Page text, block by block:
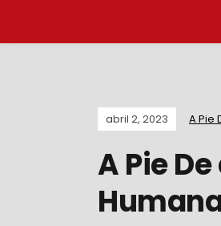
abril 2, 2023 A Pie
A Pie